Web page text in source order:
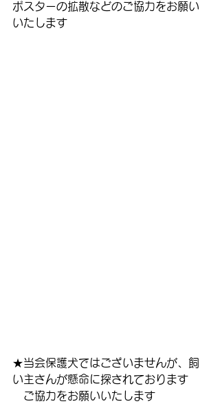
ポスターの拡散などのご協力をお願い
いたします
★当会保護犬ではございませんが、飼
い主さんが懸命に探されております
ご協力をお願いいたします